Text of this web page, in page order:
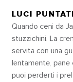
LUCI
Quando ceni da
stuzzichini. La
servita con una
lentamente, pane
puoi perderti i